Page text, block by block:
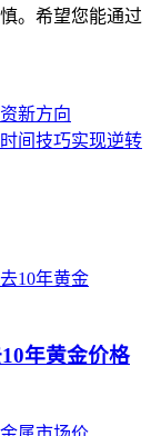
。希望您能通过
新方向
间技巧实现逆转
年黄金价格